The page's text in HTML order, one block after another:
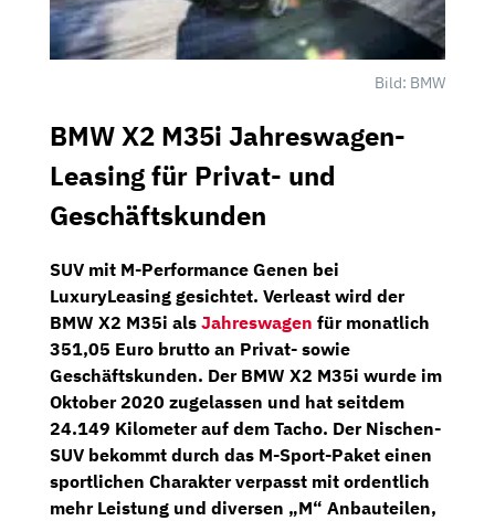
Bild: BMW
BMW X2 M35i Jahreswagen-
Leasing für Privat- und
Geschäftskunden
SUV mit M-Performance Genen bei
LuxuryLeasing gesichtet. Verleast wird der
BMW X2 M35i als Jahreswagen für monatlich
351,05 Euro brutto an Privat- sowie
Geschäftskunden. Der BMW X2 M35i wurde im
Oktober 2020 zugelassen und hat seitdem
24.149 Kilometerauf dem Tacho. Der Nischen-
SUV bekommt durch das M-Sport-Paket einen
sportlichen Charakter verpasst mit ordentlich
mehr Leistung und diversen „M“ Anbauteilen,